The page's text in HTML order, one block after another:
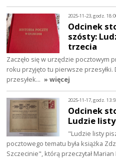
2025-11-23, godz.
Odcinek
szósty:
trzecia
Zaczęło się w urzędzie pocztowym
roku przyjęto tu pierwsze
przesyłek… » więcej
2025-11-17, godz.
Odcinek
Ludzie
"Ludzie listy
pocztowego tematu była książka
Szczecinie", którą przeczytał Marian